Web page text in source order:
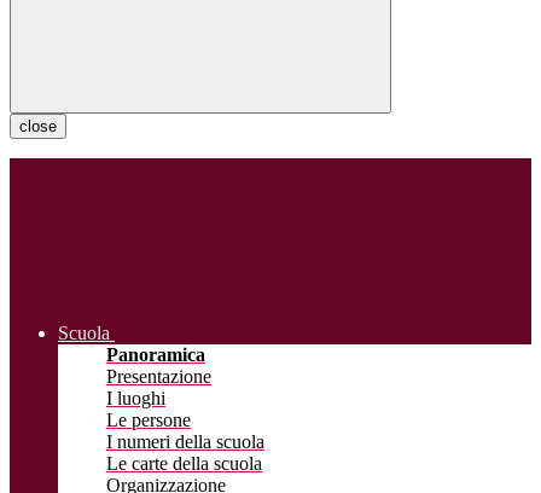
close
Scuola
Panoramica
Presentazione
I luoghi
Le persone
I numeri della scuola
Le carte della scuola
Organizzazione